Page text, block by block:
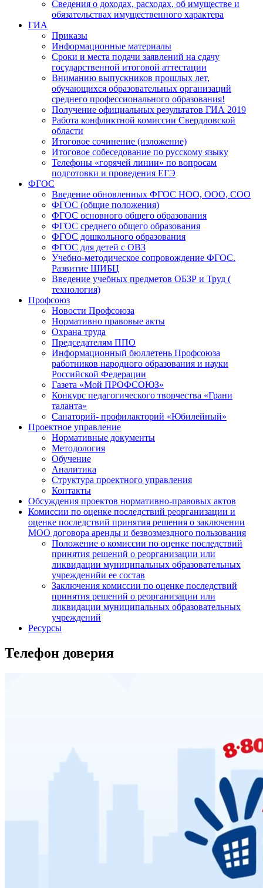
Сведения о доходах, расходах, об имуществе и
обязательствах имущественного характера
ГИА
Приказы
Информационные материалы
Сроки и места подачи заявлений на сдачу
государственной итоговой аттестации
Вниманию выпускников прошлых лет,
обучающихся образовательных организаций
среднего профессионального образования!
Получение официальных результатов ГИА 2019
Работа конфликтной комиссии Свердловской
области
Итоговое сочинение (изложение)
Итоговое собеседование по русскому языку
Телефоны «горячей линии» по вопросам
подготовки и проведения ЕГЭ
ФГОС
Введение обновленных ФГОС НОО, ООО, СОО
ФГОС (общие положения)
ФГОС основного общего образования
ФГОС среднего общего образования
ФГОС дошкольного образования
ФГОС для детей с ОВЗ
Учебно-методическое сопровождение ФГОС.
Развитие ШИБЦ
Введение учебных предметов ОБЗР и Труд (
технология)
Профсоюз
Новости Профсоюза
Нормативно правовые акты
Охрана труда
Председателям ППО
Информационный бюллетень Профсоюза
работников народного образования и науки
Российской Федерации
Газета «Мой ПРОФСОЮЗ»
Конкурс педагогического творчества «Грани
таланта»
Санаторий- профилакторий «Юбилейный»
Проектное управление
Нормативные документы
Методология
Обучение
Аналитика
Структура проектного управления
Контакты
Обсуждения проектов нормативно-правовых актов
Комиссии по оценке последствий реорганизации и
оценке последствий принятия решения о заключении
МОО договора аренды и безвозмездного пользования
Положение о комиссии по оценке последствий
принятия решений о реорганизации или
ликвидации муниципальных образовательных
учрежденийи ее состав
Заключения комиссии по оценке последствий
принятия решений о реорганизации или
ликвидации муниципальных образовательных
учреждений
Ресурсы
Телефон доверия